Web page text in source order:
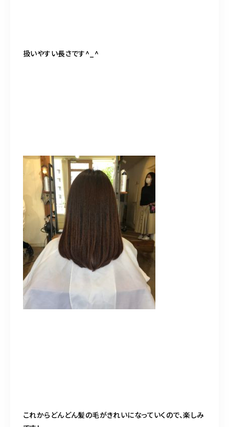
扱いやすい長さです^_^
これからどんどん髪の毛がきれいになっていくので、楽しみ